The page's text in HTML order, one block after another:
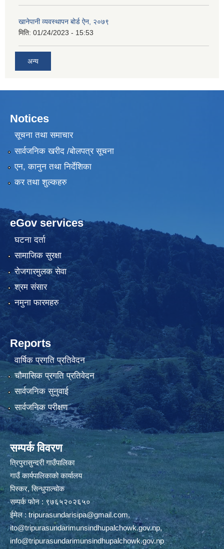
खानेपानी व्यवस्थापन बोर्ड ऐन, २०७९
मिति: 01/24/2023 - 15:53
अन्य
Notices
सूचना तथा समाचार
सार्वजनिक खरीद /बोलपत्र सूचना
एन, कानुन तथा निर्देशिका
कर तथा शुल्कहरु
eGov services
घटना दर्ता
सामाजिक सुरक्षा
रोजगारमुलक सेवा
श्रम संसार
नमुना फारमहरु
Reports
वार्षिक प्रगति प्रतिवेदन
चौमासिक प्रगति प्रतिवेदन
सार्वजनिक सुनुवाई
सार्वजनिक परीक्षण
सम्पर्क विवरण
त्रिपुरासुन्दरी गाउँपालिका
गाउँ कार्यपालिकाको कार्यालय
पिस्कर, सिन्धुपाल्चोक
सम्पर्क फोन : ९७६५२०२६५०
ईमेल :tripurasundarisipa@gmail.com,
ito@tripurasundarimunsindhupalchowk.gov.np,
info@tripurasundarimunsindhupalchowk.gov.np